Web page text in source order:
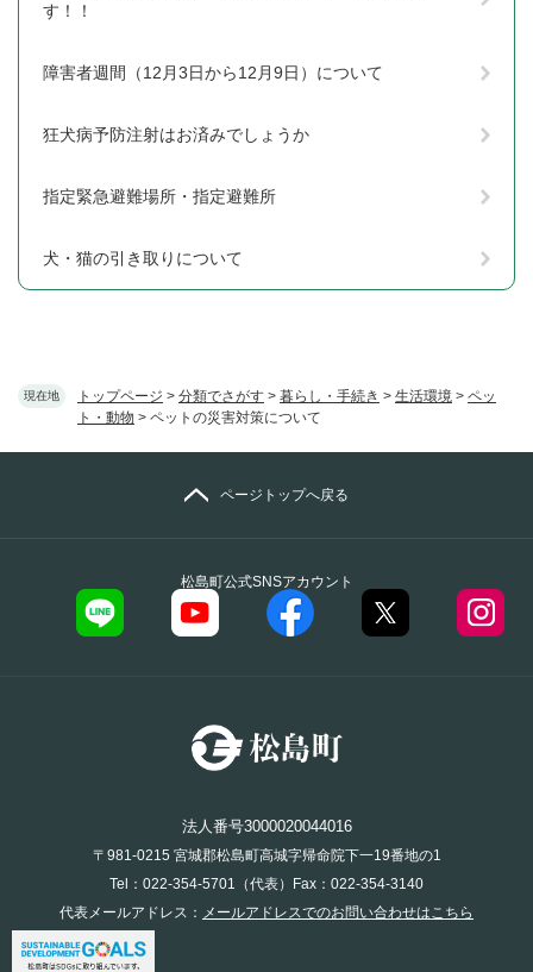
現在地 トップページ > 分類でさがす > 暮らし・手続き > 生活環境 > ペッ
ト・動物 > ペットの災害対策について
す！！
障害者週間（12月3日から12月9日）について
狂犬病予防注射はお済みでしょうか
指定緊急避難場所・指定避難所
犬・猫の引き取りについて
松島町公式SNSアカウント
ページトップへ戻る
法人番号3000020044016
〒981-0215 宮城郡松島町高城字帰命院下一19番地の1
Tel：022-354-5701（代表）Fax：022-354-3140
代表メールアドレス： メールアドレスでのお問い合わせはこちら